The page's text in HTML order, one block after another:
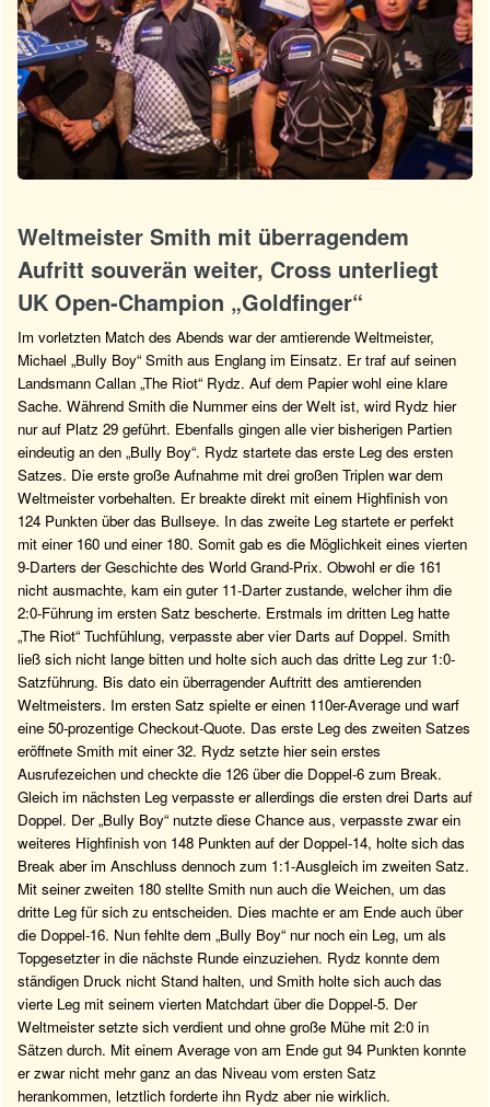
Weltmeister Smith mit überragendem
Aufritt souverän weiter, Cross unterliegt
UK Open-Champion „Goldfinger“
Im vorletzten Match des Abends war der amtierende Weltmeister,
Michael „Bully Boy“ Smith aus Englang im Einsatz. Er traf auf seinen
Landsmann Callan „The Riot“ Rydz. Auf dem Papier wohl eine klare
Sache. Während Smith die Nummer eins der Welt ist, wird Rydz hier
nur auf Platz 29 geführt. Ebenfalls gingen alle vier bisherigen Partien
eindeutig an den „Bully Boy“. Rydz startete das erste Leg des ersten
Satzes. Die erste große Aufnahme mit drei großen Triplen war dem
Weltmeister vorbehalten. Er breakte direkt mit einem Highfinish von
124 Punkten über das Bullseye. In das zweite Leg startete er perfekt
mit einer 160 und einer 180. Somit gab es die Möglichkeit eines vierten
9-Darters der Geschichte des World Grand-Prix. Obwohl er die 161
nicht ausmachte, kam ein guter 11-Darter zustande, welcher ihm die
2:0-Führung im ersten Satz bescherte. Erstmals im dritten Leg hatte
„The Riot“ Tuchfühlung, verpasste aber vier Darts auf Doppel. Smith
ließ sich nicht lange bitten und holte sich auch das dritte Leg zur 1:0-
Satzführung. Bis dato ein überragender Auftritt des amtierenden
Weltmeisters. Im ersten Satz spielte er einen 110er-Average und warf
eine 50-prozentige Checkout-Quote. Das erste Leg des zweiten Satzes
eröffnete Smith mit einer 32. Rydz setzte hier sein erstes
Ausrufezeichen und checkte die 126 über die Doppel-6 zum Break.
Gleich im nächsten Leg verpasste er allerdings die ersten drei Darts auf
Doppel. Der „Bully Boy“ nutzte diese Chance aus, verpasste zwar ein
weiteres Highfinish von 148 Punkten auf der Doppel-14, holte sich das
Break aber im Anschluss dennoch zum 1:1-Ausgleich im zweiten Satz.
Mit seiner zweiten 180 stellte Smith nun auch die Weichen, um das
dritte Leg für sich zu entscheiden. Dies machte er am Ende auch über
die Doppel-16. Nun fehlte dem „Bully Boy“ nur noch ein Leg, um als
Topgesetzter in die nächste Runde einzuziehen. Rydz konnte dem
ständigen Druck nicht Stand halten, und Smith holte sich auch das
vierte Leg mit seinem vierten Matchdart über die Doppel-5. Der
Weltmeister setzte sich verdient und ohne große Mühe mit 2:0 in
Sätzen durch. Mit einem Average von am Ende gut 94 Punkten konnte
er zwar nicht mehr ganz an das Niveau vom ersten Satz
herankommen, letztlich forderte ihn Rydz aber nie wirklich.